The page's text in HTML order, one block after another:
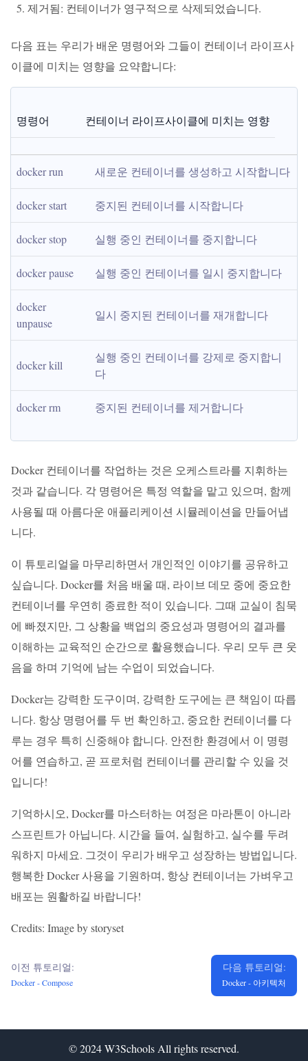
제거됨: 컨테이너가 영구적으로 삭제되었습니다.
다음 표는 우리가 배운 명령어와 그들이 컨테이너 라이프사
이클에 미치는 영향을 요약합니다:
명령어 컨테이너 라이프사이클에 미치는 영향
docker run 새로운 컨테이너를 생성하고 시작합니다
docker start 중지된 컨테이너를 시작합니다
docker stop 실행 중인 컨테이너를 중지합니다
docker pause 실행 중인 컨테이너를 일시 중지합니다
docker
unpause
일시 중지된 컨테이너를 재개합니다
docker kill
실행 중인 컨테이너를 강제로 중지합니
다
docker rm 중지된 컨테이너를 제거합니다
Docker 컨테이너를 작업하는 것은 오케스트라를 지휘하는
것과 같습니다. 각 명령어은 특정 역할을 맡고 있으며, 함께
사용될 때 아름다운 애플리케이션 시뮬레이션을 만들어냅
니다.
이 튜토리얼을 마무리하면서 개인적인 이야기를 공유하고
싶습니다. Docker를 처음 배울 때, 라이브 데모 중에 중요한
컨테이너를 우연히 종료한 적이 있습니다. 그때 교실이 침묵
에 빠졌지만, 그 상황을 백업의 중요성과 명령어의 결과를
이해하는 교육적인 순간으로 활용했습니다. 우리 모두 큰 웃
음을 하며 기억에 남는 수업이 되었습니다.
Docker는 강력한 도구이며, 강력한 도구에는 큰 책임이 따릅
니다. 항상 명령어를 두 번 확인하고, 중요한 컨테이너를 다
루는 경우 특히 신중해야 합니다. 안전한 환경에서 이 명령
어를 연습하고, 곧 프로처럼 컨테이너를 관리할 수 있을 것
입니다!
기억하시오, Docker를 마스터하는 여정은 마라톤이 아니라
스프린트가 아닙니다. 시간을 들여, 실험하고, 실수를 두려
워하지 마세요. 그것이 우리가 배우고 성장하는 방법입니다.
행복한 Docker 사용을 기원하며, 항상 컨테이너는 가벼우고
배포는 원활하길 바랍니다!
Credits: Image by storyset
이전 튜토리얼:
Docker - Compose
다음 튜토리얼:
Docker - 아키텍처
© 2024W3Schools All rights reserved.